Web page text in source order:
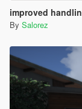
improved
By Salorez